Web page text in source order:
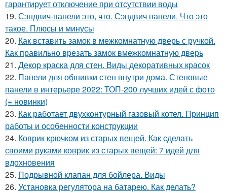
гарантирует отключение при отсутствии воды
19. Сэндвич-панели это, что. Сэндвич панели. Что это
такое. Плюсы и минусы
20. Как вставить замок в межкомнатную дверь с ручкой.
Как правильно врезать замок вмежкомнатную дверь
21. Декор краска для стен. Виды декоративных красок
22. Панели для обшивки стен внутри дома. Стеновые
панели в интерьере 2022: ТОП-200 лучших идей с фото
(+ новинки)
23. Как работает двухконтурный газовый котел. Принцип
работы и особенности конструкции
24. Коврик крючком из старых вещей. Как сделать
своими руками коврик из старых вещей: 7 идей для
вдохновения
25. Подрывной клапан для бойлера. Виды
26. Установка регулятора на батарею. Как делать?